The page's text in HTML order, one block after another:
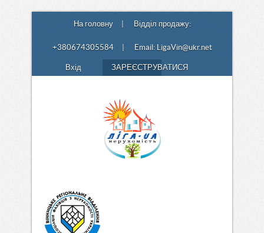
На головну| Відділ продажу:
+380674305584 | Email: LigaVin@ukr.net
Вхід ЗАРЕЄСТРУВАТИСЯ